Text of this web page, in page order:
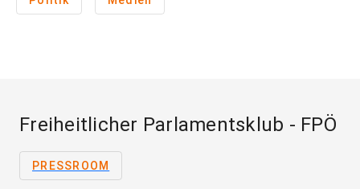
Freiheitlicher Parlamentsklub - FPÖ
PRESSROOM